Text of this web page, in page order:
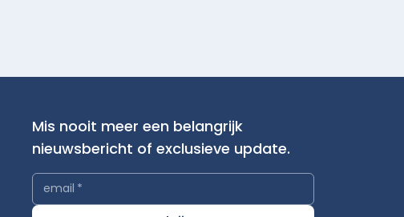
Mis nooit meer een belangrijk
nieuwsbericht of exclusieve update.
email *